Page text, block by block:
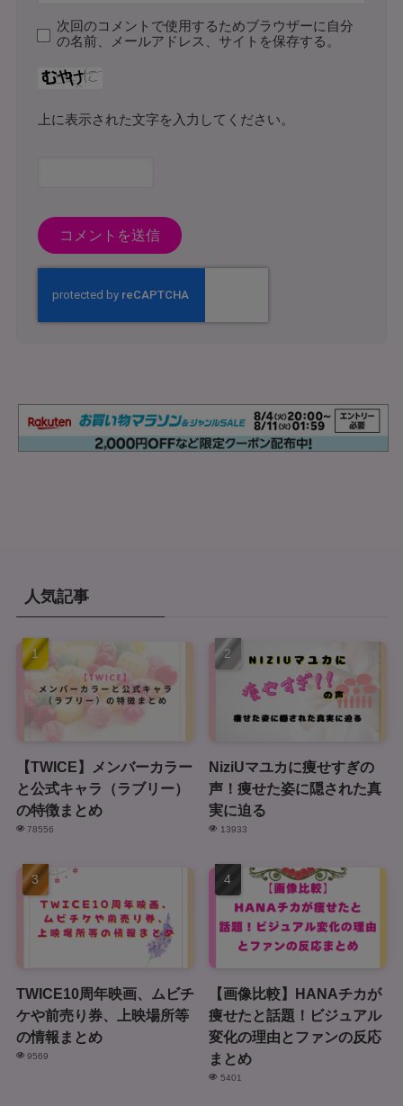
次回のコメントで使用するためブラウザーに自分
の名前、メールアドレス、サイトを保存する。
上に表示された文字を入力してください。
人気記事
【TWICE】メンバーカラー
と公式キャラ（ラブリー）
の特徴まとめ
78556
NiziUマユカに痩せすぎの
声！痩せた姿に隠された真
実に迫る
13933
TWICE10周年映画、ムビチ
ケや前売り券、上映場所等
の情報まとめ
9569
【画像比較】HANAチカが
痩せたと話題！ビジュアル
変化の理由とファンの反応
まとめ
5401